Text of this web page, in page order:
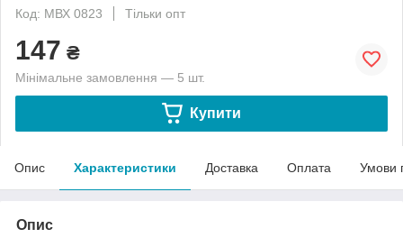
Код: МВХ 0823
Тільки опт
147 ₴
Мінімальне замовлення — 5 шт.
Купити
Опис Характеристики Доставка Оплата Умови
Опис